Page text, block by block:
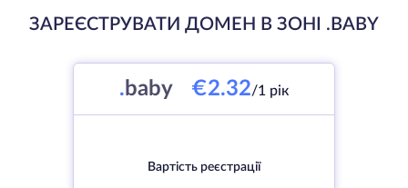
ЗАРЕЄСТРУВАТИ ДОМЕН В ЗОНІ .BABY
. baby €2.32/1 рік
Вартість реєстрації